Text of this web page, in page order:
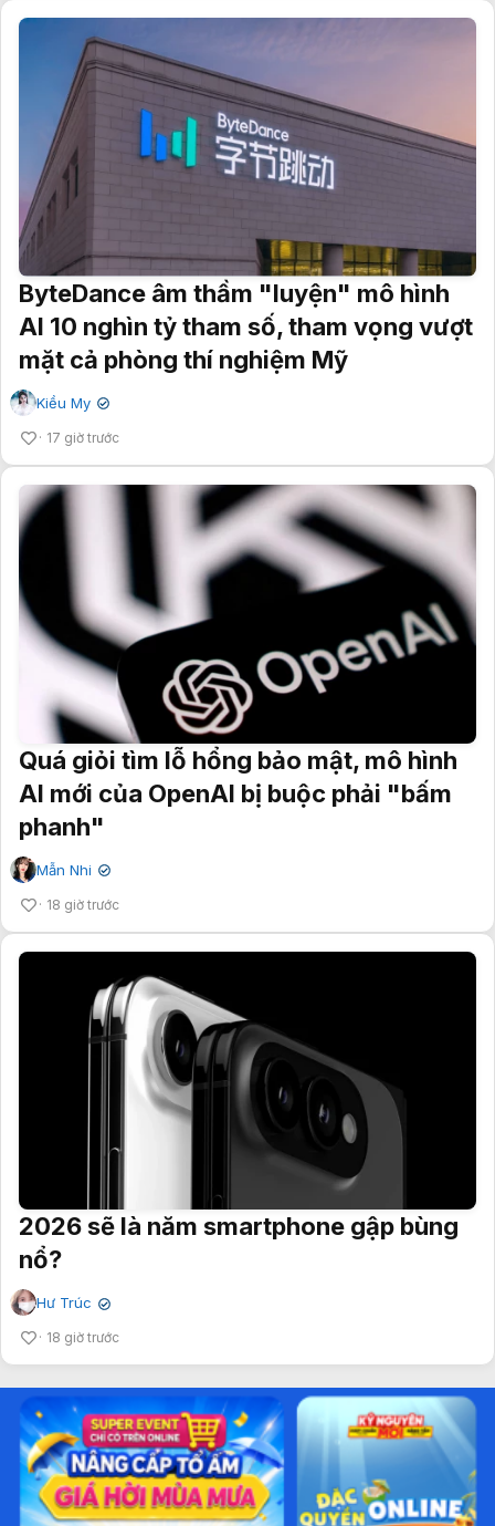
ByteDance âm thầm "luyện" mô hình
AI 10 nghìn tỷ tham số, tham vọng vượt
mặt cả phòng thí nghiệm Mỹ
Kiều My ✔
17 giờ trước
Quá giỏi tìm lỗ hổng bảo mật, mô hình
AI mới của OpenAI bị buộc phải "bấm
phanh"
Mẫn Nhi ✔
18 giờ trước
2026 sẽ là năm smartphone gập bùng
nổ?
Hư Trúc ✔
18 giờ trước